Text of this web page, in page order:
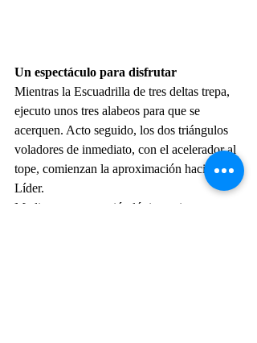
Un espectáculo para disfrutar
Mientras la Escuadrilla de tres deltas trepa,
ejecuto unos tres alabeos para que se
acerquen. Acto seguido, los dos triángulos
voladores de inmediato, con el acelerador al
tope, comienzan la aproximación hacia el
Líder.
Mediante una reacción lógica, miro por